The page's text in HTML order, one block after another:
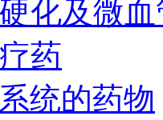
化及微
药
统的药物